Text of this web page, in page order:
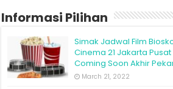
Informasi Pilihan
Simak Jadwal Film
Cinema 21 Jakarta
Coming Soon Akhir
March 21, 2022